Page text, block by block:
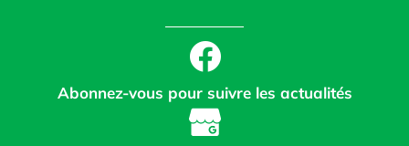
Abonnez-vous pour suivre les actualités